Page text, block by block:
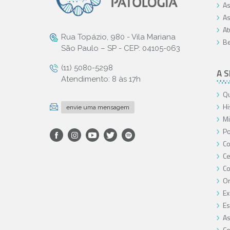
Rua Topázio, 980 - Vila Mariana
São Paulo – SP - CEP: 04105-063
(11) 5080-5298
Atendimento: 8 às 17h
envie uma mensagem
A